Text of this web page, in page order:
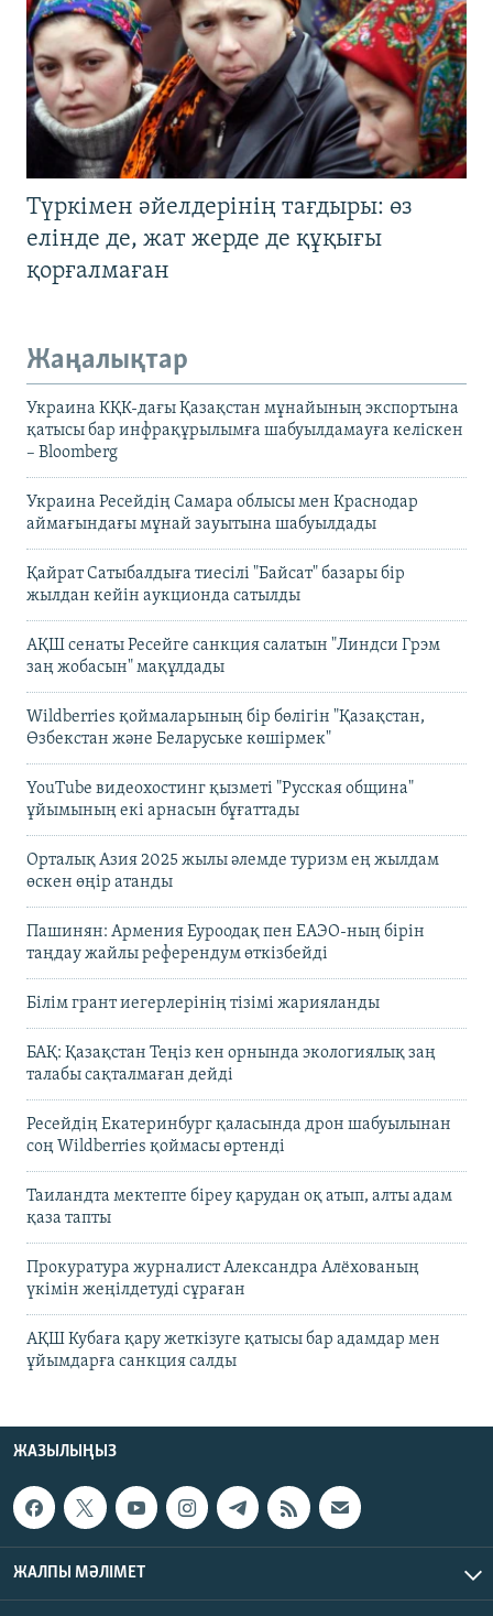
Түркімен әйелдерінің тағдыры: өз
елінде де, жат жерде де құқығы
қорғалмаған
Жаңалықтар
Украина КҚК-дағы Қазақстан мұнайының экспортына
қатысы бар инфрақұрылымға шабуылдамауға келіскен
– Bloomberg
Украина Ресейдің Самара облысы мен Краснодар
аймағындағы мұнай зауытына шабуылдады
Қайрат Сатыбалдыға тиесілі "Байсат" базары бір
жылдан кейін аукционда сатылды
АҚШ сенаты Ресейге санкция салатын "Линдси Грэм
заң жобасын" мақұлдады
Wildberries қоймаларының бір бөлігін "Қазақстан,
Өзбекстан және Беларуське көшірмек"
YouTube видеохостинг қызметі "Русская община"
ұйымының екі арнасын бұғаттады
Орталық Азия 2025 жылы әлемде туризм ең жылдам
өскен өңір атанды
Пашинян: Армения Еуроодақ пен ЕАЭО-ның бірін
таңдау жайлы референдум өткізбейді
Білім грант иегерлерінің тізімі жарияланды
БАҚ: Қазақстан Теңіз кен орнында экологиялық заң
талабы сақталмаған дейді
Ресейдің Екатеринбург қаласында дрон шабуылынан
соң Wildberries қоймасы өртенді
Таиландта мектепте біреу қарудан оқ атып, алты адам
қаза тапты
Прокуратура журналист Александра Алёхованың
үкімін жеңілдетуді сұраған
АҚШ Кубаға қару жеткізуге қатысы бар адамдар мен
ұйымдарға санкция салды
ЖАЗЫЛЫҢЫЗ
ЖАЛПЫ МӘЛІМЕТ